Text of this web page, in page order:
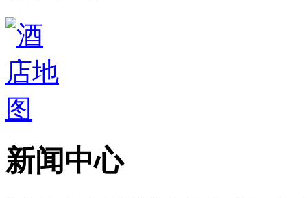
新闻中心